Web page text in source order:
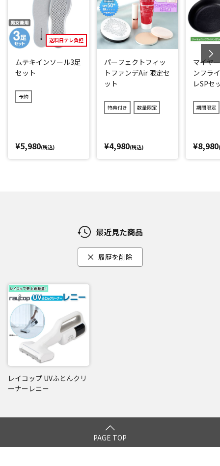
強力な吸引力と叩きブラシに加え、LED UVライトで99.
9％のダニ除去(*1)と除菌(*2)を実現！
実は布団を天日干ししてパンパン叩くだけでは、ダニの撃退
ダニは暗い場所に入り込む習性があり、中に潜り込んでしま
うため、表面をパンパン叩いただけでは効果は限定的です。
そこで「レイコップ UVふとんクリーナーレニー」は、次の3
つのポイントでダニなどを撃退しています。
なゴミをかき出す「ファブリックブラシ」の組み合わせによ
り、ダニのフンや死骸を含むハウスダストを繊維の奥から叩
[3] 99.9％の除菌！(*2)
医療現場で除菌に使われている「LED UVライト」を搭載。
「LED UVライト」から紫外線を照射することにより99.9％の
「高性能HEPAフィルター」で排気もキレイ
「高性能HEPAフィルター」を搭載しているので、花粉やPM2.
5など超微細な粒子も99.9％キャッチ！
清潔でキレイな排気だから、お子さまやペットがいるご家庭
でもご使用いただけます。
また、お手入れも簡単！
ワンタッチで開くダストボックスと使い捨てフィルターを採
用で、手を汚さずにゴミ捨てができます。
*1: ダニ除去 / 広州市微生物研究所調べ [検査方法] 生きたダニ
(1,000匹)を織布(100平方センチメートル)に散布して約0.54秒
（約37cm/s）の速度で製品を1往復させて、ダニ残数を測
送料日テレ負担
ムテキインソール3足
セット
予約
¥5,980(税込)
パーフェクトフィッ
トファンデAir 限定セ
ット
特典付き 数量限定
¥4,980(税込)
マイヤ
ンフラ
レSPセ
期間限定
¥8,980
最近見た商品
履歴を削除
レイコップ UVふとんクリ
ーナーレニー
PAGE TOP